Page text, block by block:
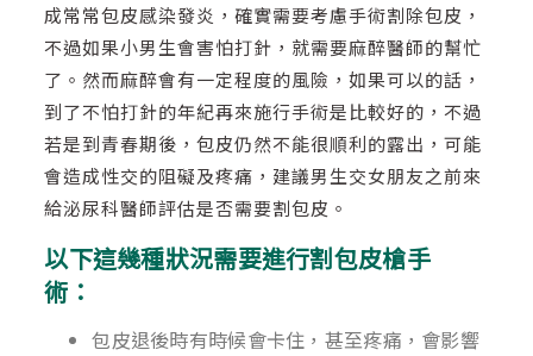
成常常包皮感染發炎，確實需要考慮手術割除包皮，
不過如果小男生會害怕打針，就需要麻醉醫師的幫忙
了。然而麻醉會有一定程度的風險，如果可以的話，
到了不怕打針的年紀再來施行手術是比較好的，不過
若是到青春期後，包皮仍然不能很順利的露出，可能
會造成性交的阻礙及疼痛，建議男生交女朋友之前來
給泌尿科醫師評估是否需要割包皮。
以下這幾種狀況需要進行割包皮槍手
術：
包皮退後時有時候會卡住，甚至疼痛，會影響